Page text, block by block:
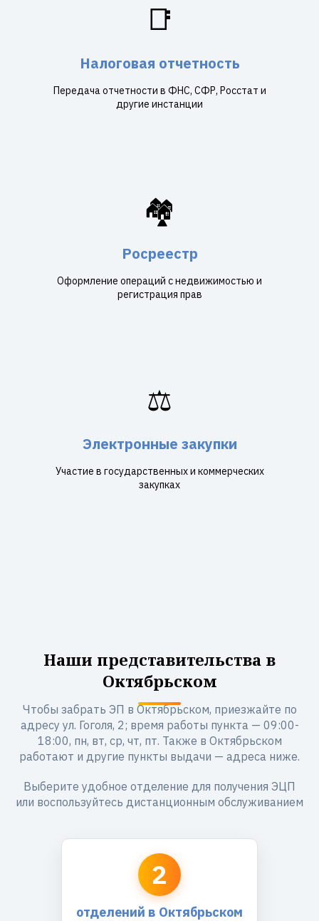
📑
Налоговая отчетность
Передача отчетности в ФНС, СФР, Росстат и
другие инстанции
🏘️
Росреестр
Оформление операций с недвижимостью и
регистрация прав
⚖️
Электронные закупки
Участие в государственных и коммерческих
закупках
Наши представительства в
Октябрьском
Чтобы забрать ЭП в Октябрьском, приезжайте по
адресу ул. Гоголя, 2; время работы пункта — 09:00-
18:00, пн, вт, ср, чт, пт. Также в Октябрьском
работают и другие пункты выдачи — адреса ниже.
Выберите удобное отделение для получения ЭЦП
или воспользуйтесь дистанционным обслуживанием
2
отделений в Октябрьском